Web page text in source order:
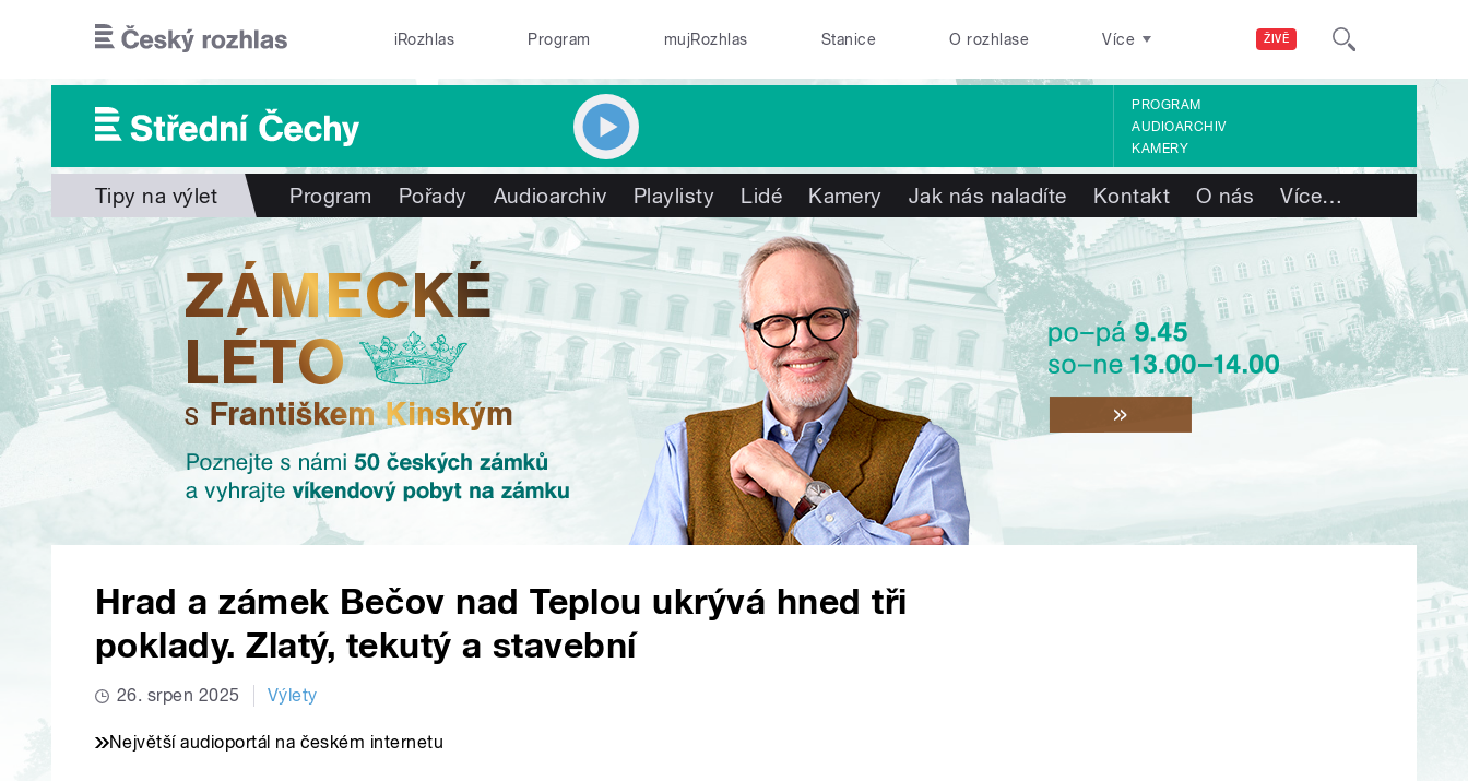
ŽIVĚ
iRozhlas Program mujRozhlas Stanice O rozhlase Více
PROGRAM
AUDIOARCHIV
KAMERY
Tipy na výlet Program Pořady Audioarchiv Playlisty Lidé Kamery Jak nás naladíte Kontakt O nás Více…
Hrad a zámek Bečov nad Teplou ukrývá hned tři
poklady. Zlatý, tekutý a stavební
26. srpen 2025 Výlety
Největší audioportál na českém internetu